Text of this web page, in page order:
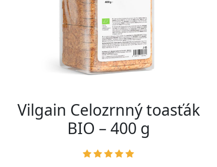
Vilgain Celozrnný toasťák
BIO – 400 g